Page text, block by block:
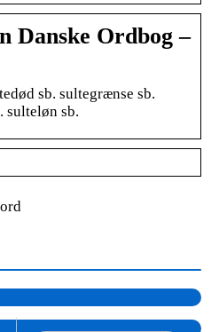
Danske Ordbog –
sb. sultegrænse sb.
sulteløn sb.